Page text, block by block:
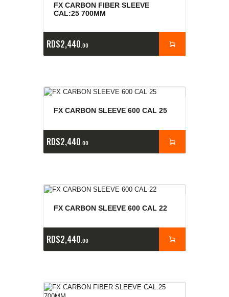
FX CARBON FIBER SLEEVE
CAL:25 700MM
RD$2,440 00
FX CARBON SLEEVE 600 CAL 25
RD$2,440 00
FX CARBON SLEEVE 600 CAL 22
RD$2,440 00